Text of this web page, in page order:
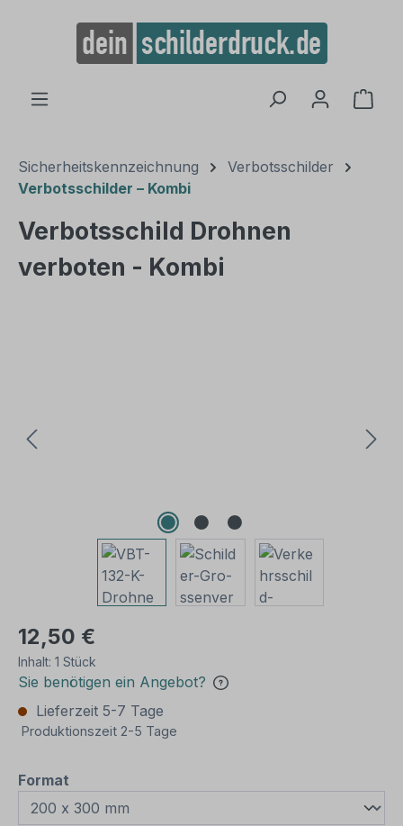
springen
Sicherheitskennzeichnung
Verbotsschilder
Verbotsschilder – Kombi
Verbotsschild Drohnen
verboten - Kombi
12,50 €
Inhalt: 1 Stück
Sie benötigen ein Angebot?
Lieferzeit 5-7 Tage
Produktionszeit 2-5 Tage
Format